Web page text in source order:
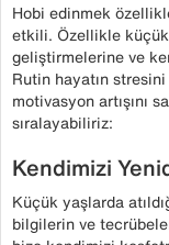
Hobi edinmek
etkili. Özellikle
geliştirmelerine ve
Rutin hayatın
motivasyon artışını
sıralayabiliriz:
Kendimizi
Küçük yaşlarda
bilgilerin ve